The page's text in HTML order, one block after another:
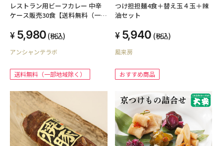
レストラン用ビーフカレー 中辛
ケース販売30食【送料無料（一部
5,980 (税込)
アンシャンテラボ
送料無料（一部地域除く）
つけ担担麺4食＋替え玉４玉＋辣
油セット
5,940 (税込)
風来房
おすすめ商品